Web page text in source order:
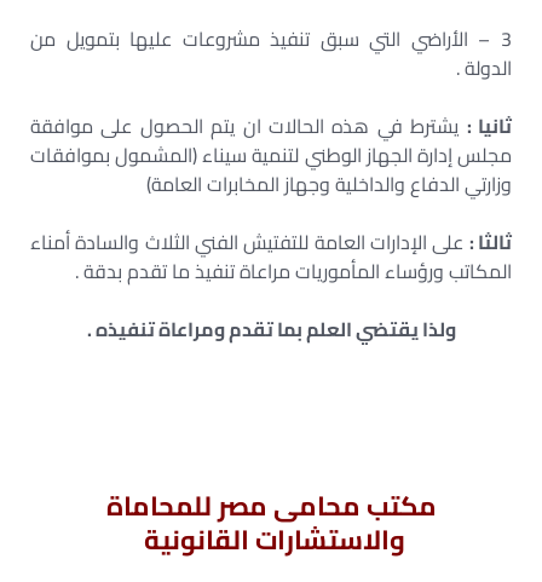
3 – الأراضي التي سبق تنفيذ مشروعات عليها بتمويل من
الدولة .
ثانيا : يشترط في هذه الحالات ان يتم الحصول على موافقة
مجلس إدارة الجهاز الوطني لتنمية سيناء (المشمول بموافقات
وزارتي الدفاع والداخلية وجهاز المخابرات العامة)
ثالثا : على الإدارات العامة للتفتيش الفني الثلاث والسادة أمناء
المكاتب ورؤساء المأموريات مراعاة تنفيذ ما تقدم بدقة .
ولذا يقتضي العلم بما تقدم ومراعاة تنفيذه .
مكتب محامى مصر للمحاماة
والاستشارات القانونية